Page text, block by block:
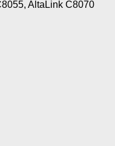
AltaLink C8070